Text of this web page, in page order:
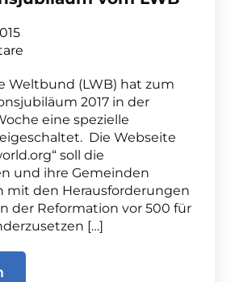
Weltbund (LWB) hat zum
2017 in der
eine spezielle
Die Webseite
soll die
und ihre Gemeinden
mit den Herausforderungen
der Reformation vor 500 für
[…]